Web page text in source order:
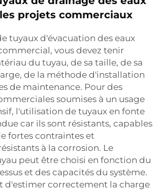
projets commerciaux
tuyaux d'évacuation des eaux
vous devez tenir
du tuyau, de sa taille, de sa
de la méthode d'installation
de maintenance. Pour des
soumises à un usage
l'utilisation de tuyaux en fonte
car ils sont résistants, capables
fortes contraintes et
à la corrosion. Le
peut être choisi en fonction du
et des capacités du système.
d'estimer correctement la charge